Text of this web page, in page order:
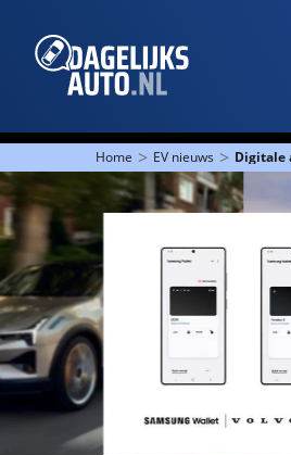
Home > EV nieuws > Digitale